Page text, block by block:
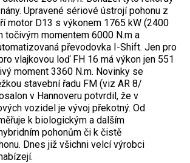
Upravené sériové ústrojí pohonu z
motor D13 s výkonem 1765 kW (2400
točivým momentem 6000 N.m a
převodovka I-Shift. Jen pro
vlajkovou loď FH 16 má výkon jen 551
moment 3360 N.m. Novinky se
stavební řadu FM (viz AR 8/
v Hannoveru potvrdil, že v
vozidel je vývoj překotný. Od
k biologickým a dalším
pohonům či k čistě
Dnes již všichni velcí výrobci